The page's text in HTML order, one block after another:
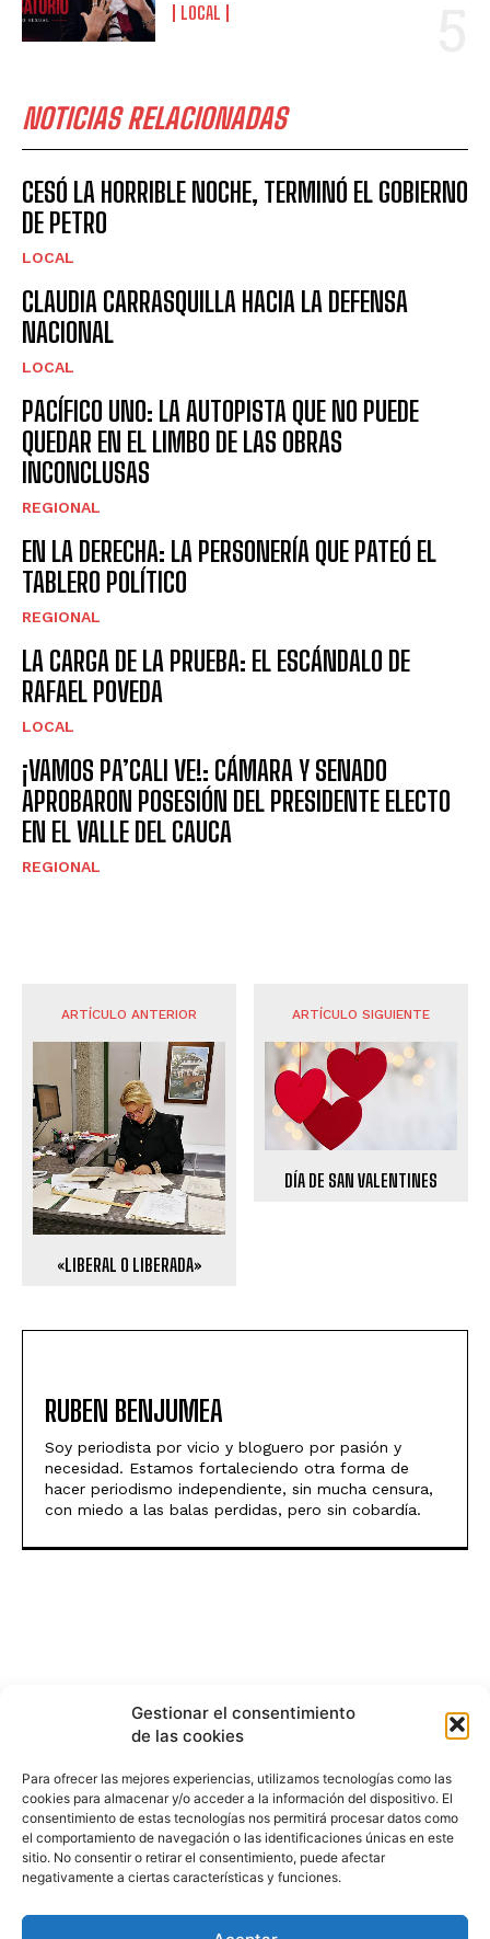
Gestionar el consentimiento
de las cookies
Para ofrecer las mejores experiencias, utilizamos tecnologías como las
cookies para almacenar y/o acceder a la información del dispositivo. El
consentimiento de estas tecnologías nos permitirá procesar datos como
el comportamiento de navegación o las identificaciones únicas en este
sitio. No consentir o retirar el consentimiento, puede afectar
negativamente a ciertas características y funciones.
LOCAL
NOTICIAS RELACIONADAS
CESÓ LA HORRIBLE NOCHE, TERMINÓ EL GOBIERNO
DE PETRO
LOCAL
CLAUDIA CARRASQUILLA HACIA LA DEFENSA
NACIONAL
LOCAL
PACÍFICO UNO: LA AUTOPISTA QUE NO PUEDE
QUEDAR EN EL LIMBO DE LAS OBRAS
INCONCLUSAS
REGIONAL
EN LA DERECHA: LA PERSONERÍA QUE PATEÓ EL
TABLERO POLÍTICO
REGIONAL
LA CARGA DE LA PRUEBA: EL ESCÁNDALO DE
RAFAEL POVEDA
LOCAL
¡VAMOS PA’CALI VE!: CÁMARA Y SENADO
APROBARON POSESIÓN DEL PRESIDENTE ELECTO
EN EL VALLE DEL CAUCA
REGIONAL
ARTÍCULO ANTERIOR
«LIBERAL O LIBERADA»
ARTÍCULO SIGUIENTE
DÍA DE SAN VALENTINES
RUBEN BENJUMEA
Soy periodista por vicio y bloguero por pasión y
necesidad. Estamos fortaleciendo otra forma de
hacer periodismo independiente, sin mucha censura,
con miedo a las balas perdidas, pero sin cobardía.